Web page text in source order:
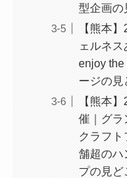
型企画の
【熊本
ェルネ
enjoy the
ージの見
【熊本
催｜グラ
クラフ
舗超のハ
プの見ど